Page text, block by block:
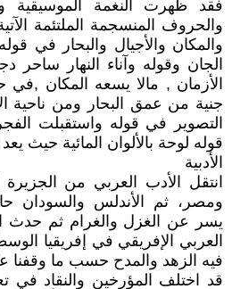
فقد ظهرت النغمة الموسيقية
والحروف المنسجمة الملتئمة
والمكان والأجيال والبحار في
الجان وقوله وآناء النهار
الأزمان , مالا يسعه المكان ,في
جنية من عمق البحار ومن ناحية
التصوير في قوله واستقبلت
قوله لوحة بالألوان المائية حيث
الأدبية
انتقل الأدب العربي من الجزيرة
ومصر، ثم الأندلس والسودان
يسر عن الغزل والغرام ثم حدث
العربي الإفريقي في إفريقيا
فيه الزهد والمدح حسب ما وقفنا
قد اختلف المؤرخين والنقاد في